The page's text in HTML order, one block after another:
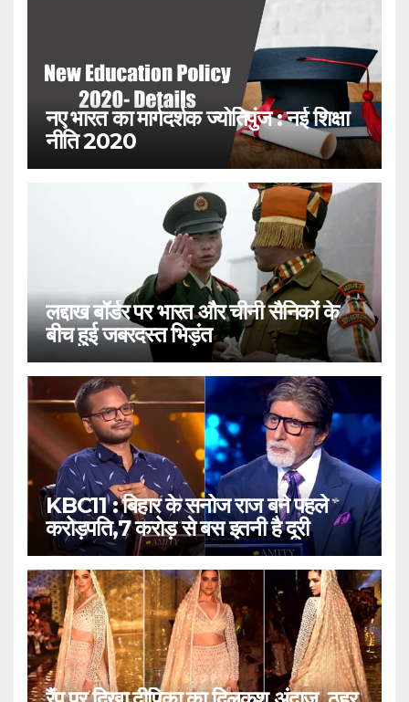
नए भारत का मार्गदर्शक ज्योतिपुंज : नई शिक्षा
नीति 2020
लद्दाख बॉर्डर पर भारत और चीनी सैनिकों के
बीच हुई जबरदस्त भिड़ंत
KBC11 : बिहार के सनोज राज बने पहले
करोड़पति,7 करोड़ से बस इतनी है दूरी